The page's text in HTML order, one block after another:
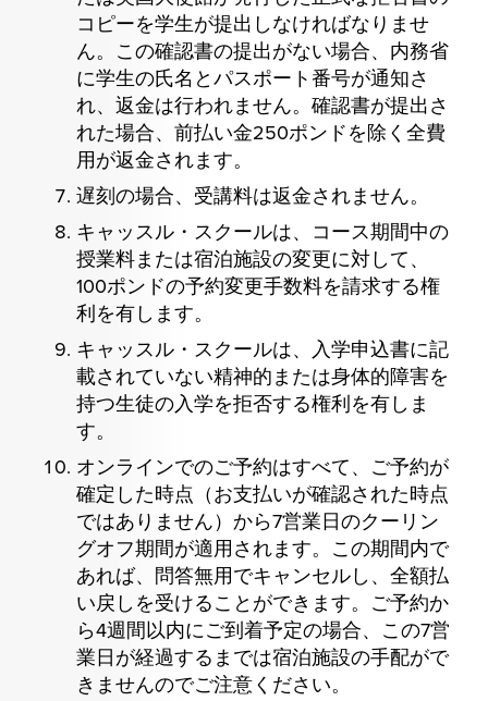
コピーを学生が提出しなければなりませ
ん。この確認書の提出がない場合、内務省
に学生の氏名とパスポート番号が通知さ
れ、返金は行われません。確認書が提出さ
れた場合、前払い金250ポンドを除く全費
用が返金されます。
遅刻の場合、受講料は返金されません。
キャッスル・スクールは、コース期間中の
授業料または宿泊施設の変更に対して、
100ポンドの予約変更手数料を請求する権
利を有します。
キャッスル・スクールは、入学申込書に記
載されていない精神的または身体的障害を
持つ生徒の入学を拒否する権利を有しま
す。
オンラインでのご予約はすべて、ご予約が
確定した時点（お支払いが確認された時点
ではありません）から7営業日のクーリン
グオフ期間が適用されます。この期間内で
あれば、問答無用でキャンセルし、全額払
い戻しを受けることができます。ご予約か
ら4週間以内にご到着予定の場合、この7営
業日が経過するまでは宿泊施設の手配がで
きませんのでご注意ください。